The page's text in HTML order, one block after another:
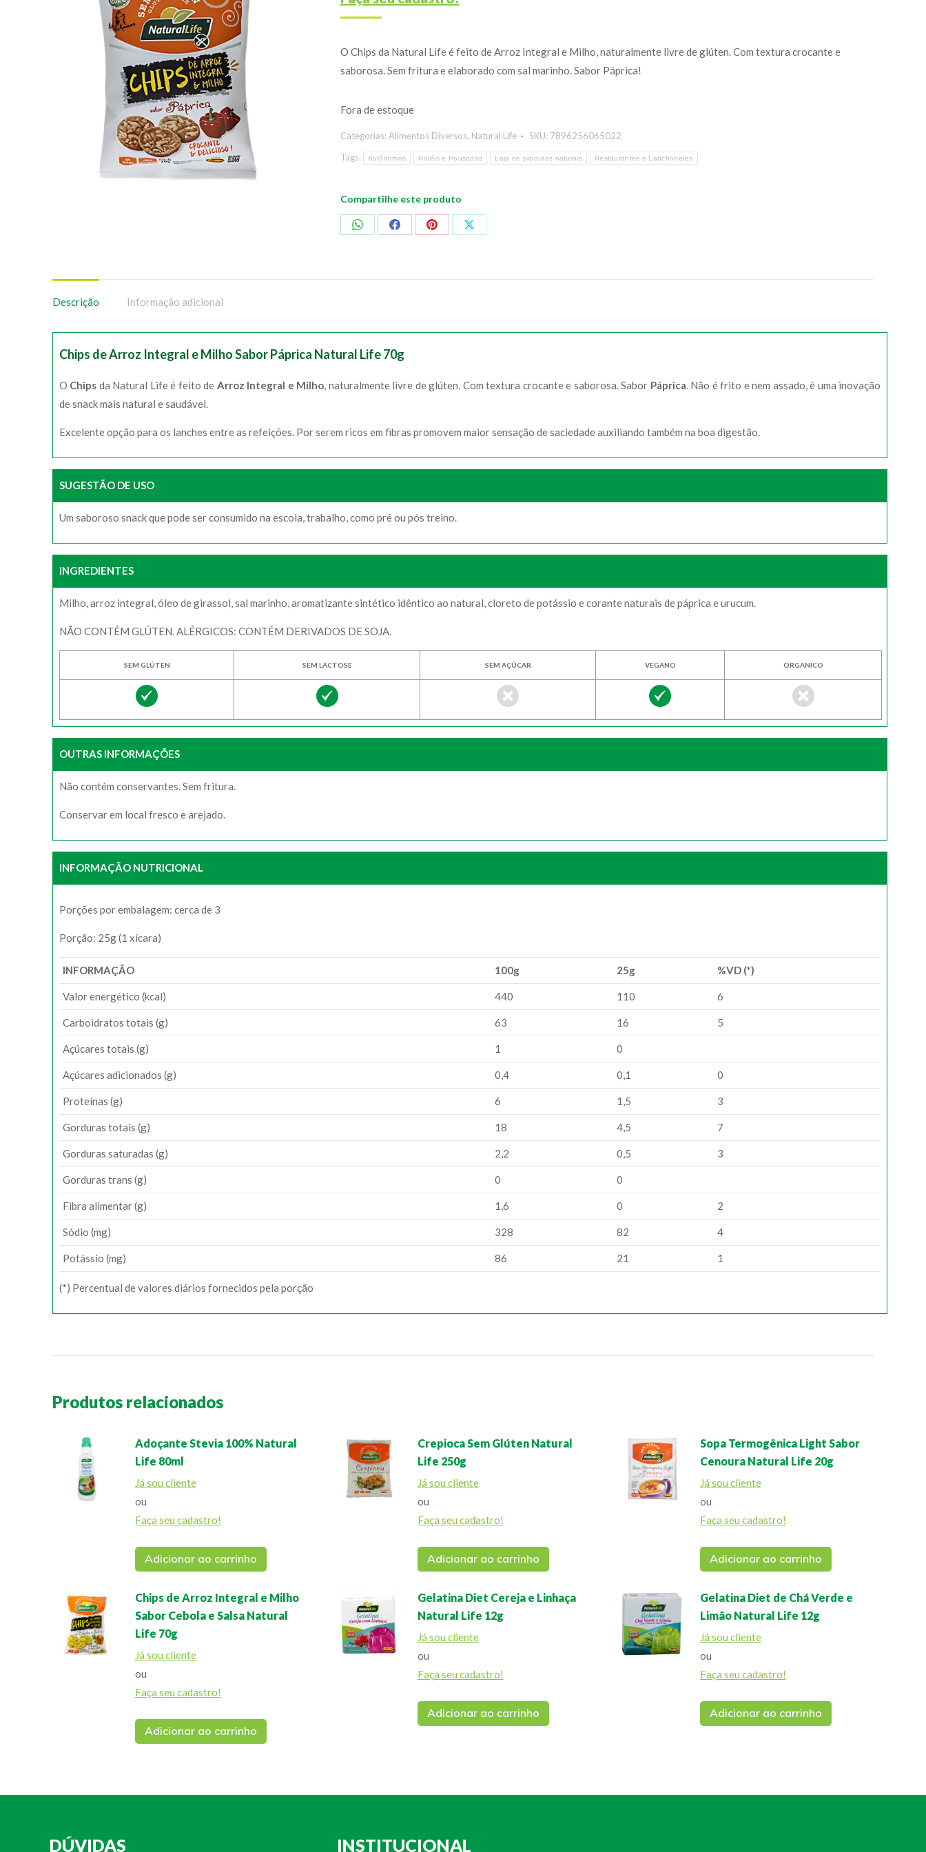
O Chips da Natural Life é feito de Arroz Integral e Milho, naturalmente livre de glúten. Com textura crocante e
saborosa. Sem fritura e elaborado com sal marinho. Sabor Páprica!
Fora de estoque
Categorias: Alimentos Diversos, Natural Life SKU: 7896256065022
Tags:
Autônomos Hotéis e Pousadas Loja de produtos naturais Restaurantes e Lanchonetes
Compartilhe este produto
CompartilharCompartilharCompartilharCompartilhar
Descrição Informação adicional
Chips de Arroz Integral e Milho Sabor Páprica Natural Life 70g
O Chips da Natural Life é feito de Arroz Integral e Milho, naturalmente livre de glúten. Com textura crocante e saborosa. Sabor Páprica. Não é frito e nem assado, é uma inovação
de snack mais natural e saudável.
Excelente opção para os lanches entre as refeições. Por serem ricos em fibras promovem maior sensação de saciedade auxiliando também na boa digestão.
SUGESTÃO DE USO
Um saboroso snack que pode ser consumido na escola, trabalho, como pré ou pós treino.
INGREDIENTES
Milho, arroz integral, óleo de girassol, sal marinho, aromatizante sintético idêntico ao natural, cloreto de potássio e corante naturais de páprica e urucum.
NÃO CONTÉM GLÚTEN. ALÉRGICOS: CONTÉM DERIVADOS DE SOJA.
SEM GLÚTEN SEM LACTOSE SEM AÇÚCAR VEGANO ORGANICO
OUTRAS INFORMAÇÕES
Não contém conservantes. Sem fritura.
Conservar em local fresco e arejado.
INFORMAÇÃO NUTRICIONAL
Porções por embalagem: cerca de 3
Porção: 25g (1 xícara)
INFORMAÇÃO 100g 25g %VD (*)
Valor energético (kcal) 440 110 6
Carboidratos totais (g) 63 16 5
Açúcares totais (g) 1 0
Açúcares adicionados (g) 0,4 0,1 0
Proteínas (g) 6 1,5 3
Gorduras totais (g) 18 4,5 7
Gorduras saturadas (g) 2,2 0,5 3
Gorduras trans (g) 0 0
Fibra alimentar (g) 1,6 0 2
Sódio (mg) 328 82 4
Potássio (mg) 86 21 1
(*) Percentual de valores diários fornecidos pela porção
Produtos relacionados
Adoçante Stevia 100% Natural
Life 80ml
Já sou cliente
ou
Faça seu cadastro!
Adicionar ao carrinho
Crepioca Sem Glúten Natural
Life 250g
Já sou cliente
ou
Faça seu cadastro!
Adicionar ao carrinho
Sopa Termogênica Light Sabor
Cenoura Natural Life 20g
Já sou cliente
ou
Faça seu cadastro!
Adicionar ao carrinho
Chips de Arroz Integral e Milho
Sabor Cebola e Salsa Natural
Life 70g
Já sou cliente
ou
Faça seu cadastro!
Adicionar ao carrinho
Gelatina Diet Cereja e Linhaça
Natural Life 12g
Já sou cliente
ou
Faça seu cadastro!
Adicionar ao carrinho
Gelatina Diet de Chá Verde e
Limão Natural Life 12g
Já sou cliente
ou
Faça seu cadastro!
Adicionar ao carrinho
DÚVIDAS INSTITUCIONAL